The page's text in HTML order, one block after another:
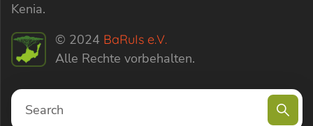
Kenia.
© 2024 BaRuIs e.V.
Alle Rechte vorbehalten.